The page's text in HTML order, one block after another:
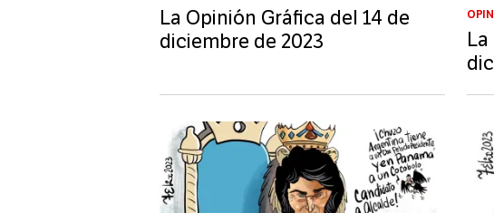
La Opinión Gráfica del 14 de
diciembre de 2023